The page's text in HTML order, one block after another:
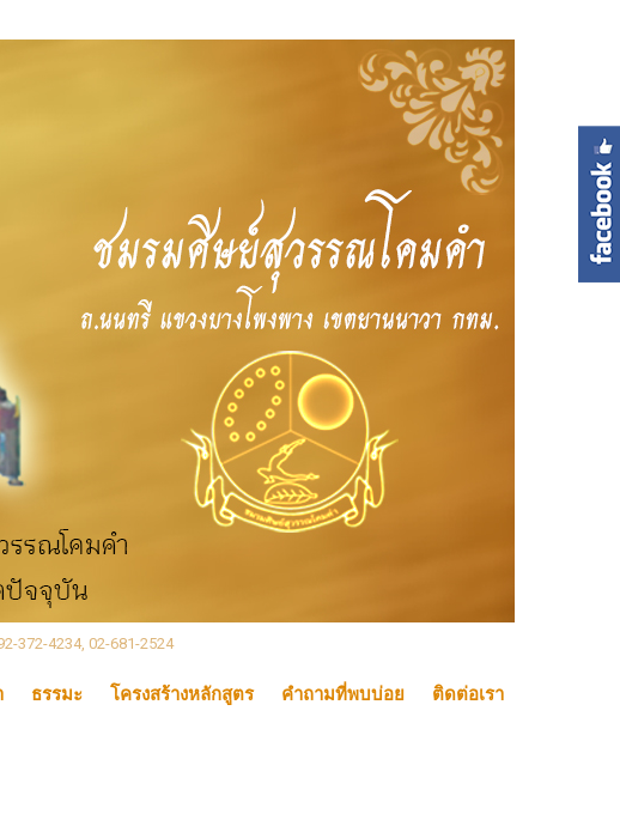
4234, 02-681-2524
ธรรมะ โครงสร้างหลักสูตร คำถามที่พบบ่อย ติดต่อเรา